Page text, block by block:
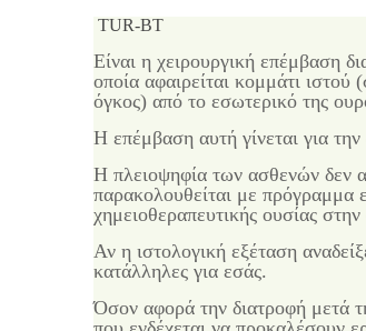
TUR-BΤ
Είναι η χειρουργική επέμβαση
οποία αφαιρείται κομμάτι
όγκος) από το εσωτερικό της
Η επέμβαση αυτή γίνεται για
Η πλειοψηφία των ασθενών δεν
παρακολουθείται με πρόγραμμα
χημειοθεραπευτικής ουσίας
Αν η ιστολογική εξέταση
κατάλληλες για εσάς.
Όσον αφορά την διατροφή μετά